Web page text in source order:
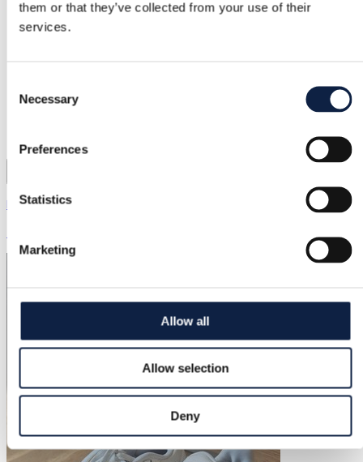
them or that they’ve collected from your use of their
services.
Selection
Necessary
Preferences
Statistics
Marketing
Allow all
Allow selection
Deny
Nike | 36,5